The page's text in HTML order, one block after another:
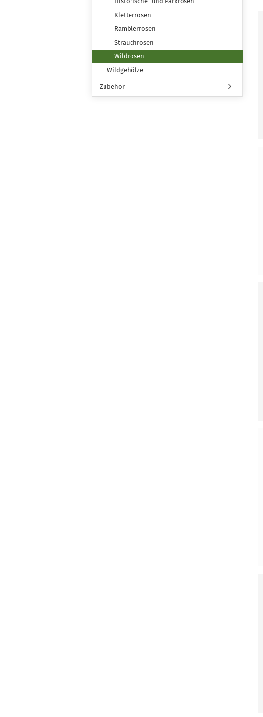
Kletterrosen
Ramblerrosen
Strauchrosen
Wildrosen
Wildgehölze
Zubehör